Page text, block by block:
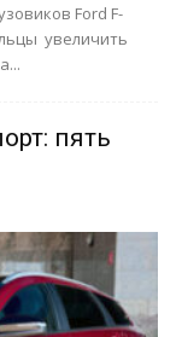
Ford F-
увеличить
пять